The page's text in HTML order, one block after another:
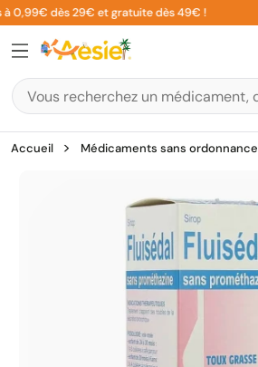
Aller
au
contenu
0,99€ dès 29€ et gratuite dès 49€ !
Accueil Médicaments sans ordonnance